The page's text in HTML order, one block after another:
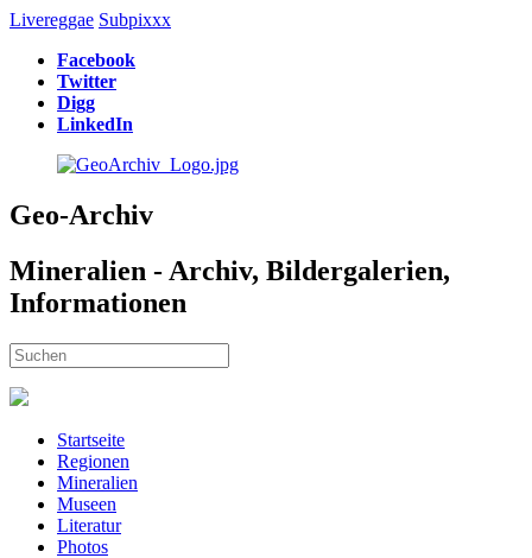
Livereggae Subpixxx
Facebook
Twitter
Digg
LinkedIn
Geo-Archiv
Mineralien - Archiv, Bildergalerien,
Informationen
Startseite
Regionen
Mineralien
Museen
Literatur
Photos